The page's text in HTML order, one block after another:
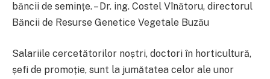
băncii de semințe. – Dr. ing. Costel Vînătoru, directorul
Băncii de Resurse Genetice Vegetale Buzău
Salariile cercetătorilor noștri, doctori în horticultură,
șefi de promoție, sunt la jumătatea celor ale unor